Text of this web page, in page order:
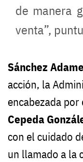
de manera
venta”,
Sánchez Adame
acción, la
encabezada por
Cepeda
con el cuidado
un llamado a la